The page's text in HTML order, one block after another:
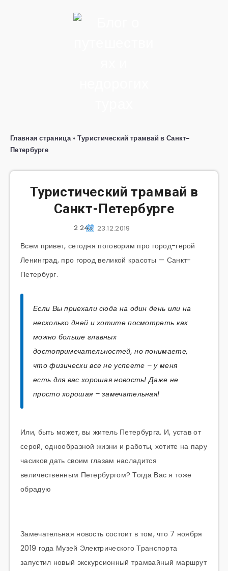
Главная страница» Туристический трамвай в Санкт-
Петербурге
Туристический трамвай в
Санкт-Петербурге
23.12.2019
2 243
Всем привет, сегодня поговорим про город-герой
Ленинград, про город великой красоты — Санкт-
Петербург.
Если Вы приехали сюда на один день или на
несколько дней и хотите посмотреть как
можно больше главных
достопримечательностей, но понимаете,
что физически все не успеете – у меня
есть для вас хорошая новость! Даже не
просто хорошая – замечательная!
Или, быть может, вы житель Петербурга. И, устав от
серой, однообразной жизни и работы, хотите на пару
часиков дать своим глазам насладится
величественным Петербургом? Тогда Вас я тоже
обрадую
Замечательная новость состоит в том, что 7 ноября
2019 года Музей Электрического Транспорта
запустил новый экскурсионный трамвайный маршрут